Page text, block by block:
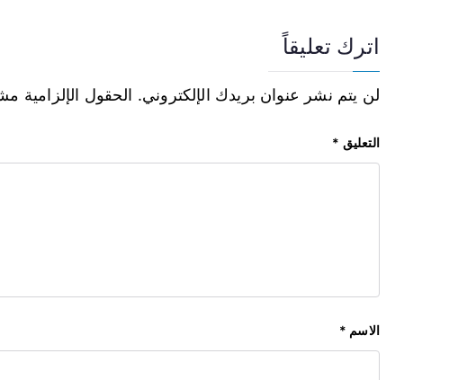
اترك تعليقاً
لن يتم نشر عنوان بريدك الإلكتروني. الحقول الإلزامية
التعليق *
الاسم *